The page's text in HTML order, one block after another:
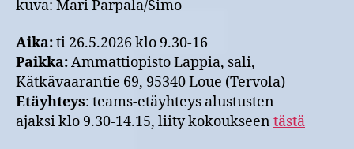
kuva: Mari Parpala/Simo
Aika:ti 26.5.2026 klo 9.30-16
Paikka:Ammattiopisto Lappia, sali,
Kätkävaarantie 69, 95340 Loue (Tervola)
Etäyhteys: teams-etäyhteys alustusten
ajaksi klo 9.30-14.15, liity kokoukseentästä